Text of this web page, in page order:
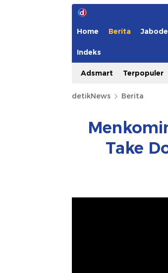
Home Berita
Indeks
Adsmart Terpopuler
detikNews Berita
Take